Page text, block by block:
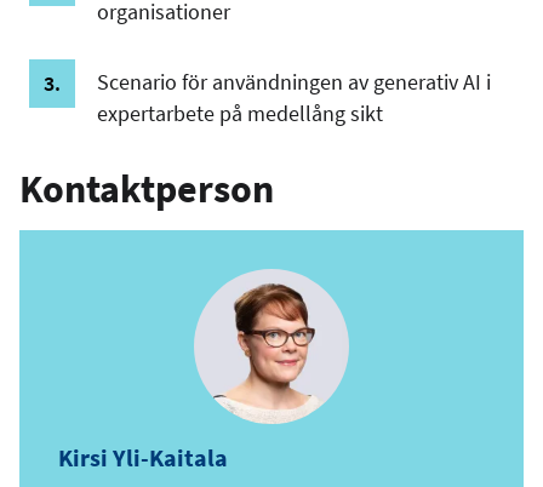
organisationer
Scenario för användningen av generativ AI i
expertarbete på medellång sikt
Kontaktperson
Kirsi Yli-Kaitala